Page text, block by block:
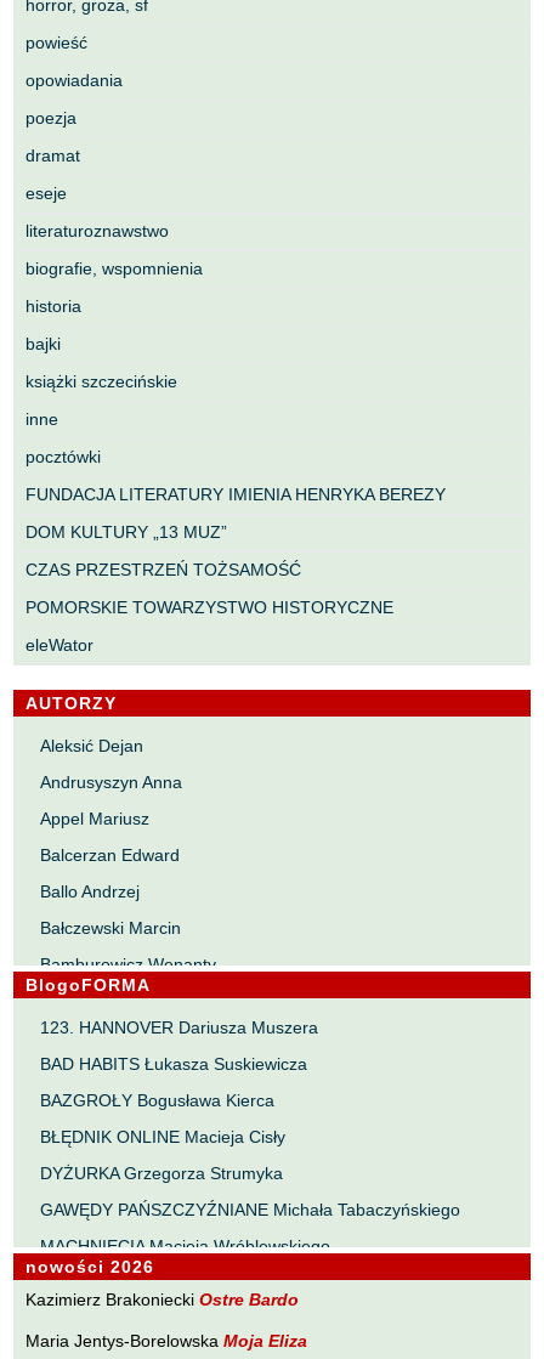
horror, groza, sf
powieść
opowiadania
poezja
dramat
eseje
literaturoznawstwo
biografie, wspomnienia
historia
bajki
książki szczecińskie
inne
pocztówki
FUNDACJA LITERATURY IMIENIA HENRYKA BEREZY
DOM KULTURY „13 MUZ”
CZAS PRZESTRZEŃ TOŻSAMOŚĆ
POMORSKIE TOWARZYSTWO HISTORYCZNE
eleWator
AUTORZY
Aleksić Dejan
Andrusyszyn Anna
Appel Mariusz
Balcerzan Edward
Ballo Andrzej
Bałczewski Marcin
Bamburowicz Wenanty
Bawołek Waldemar
Bereza Henryk
Berezin Kostia
Bielawa Jacek
Biernacka Alina
Bieszczad Maciej
Bigoszewska Maria
Bitner Dariusz
Błahy Jarosław
BlogoFORMA
123. HANNOVER Dariusza Muszera
BAD HABITS Łukasza Suskiewicza
BAZGROŁY Bogusława Kierca
BŁĘDNIK ONLINE Macieja Cisły
DYŻURKA Grzegorza Strumyka
GAWĘDY PAŃSZCZYŹNIANE Michała Tabaczyńskiego
MACHNIĘCIA Macieja Wróblewskiego
MAŁOMIASTECZKOWE ZRYWY Zbigniewa Wojciechowicza
nowości 2026
Kazimierz BrakonieckiOstre Bardo
Maria Jentys-BorelowskaMoja Eliza